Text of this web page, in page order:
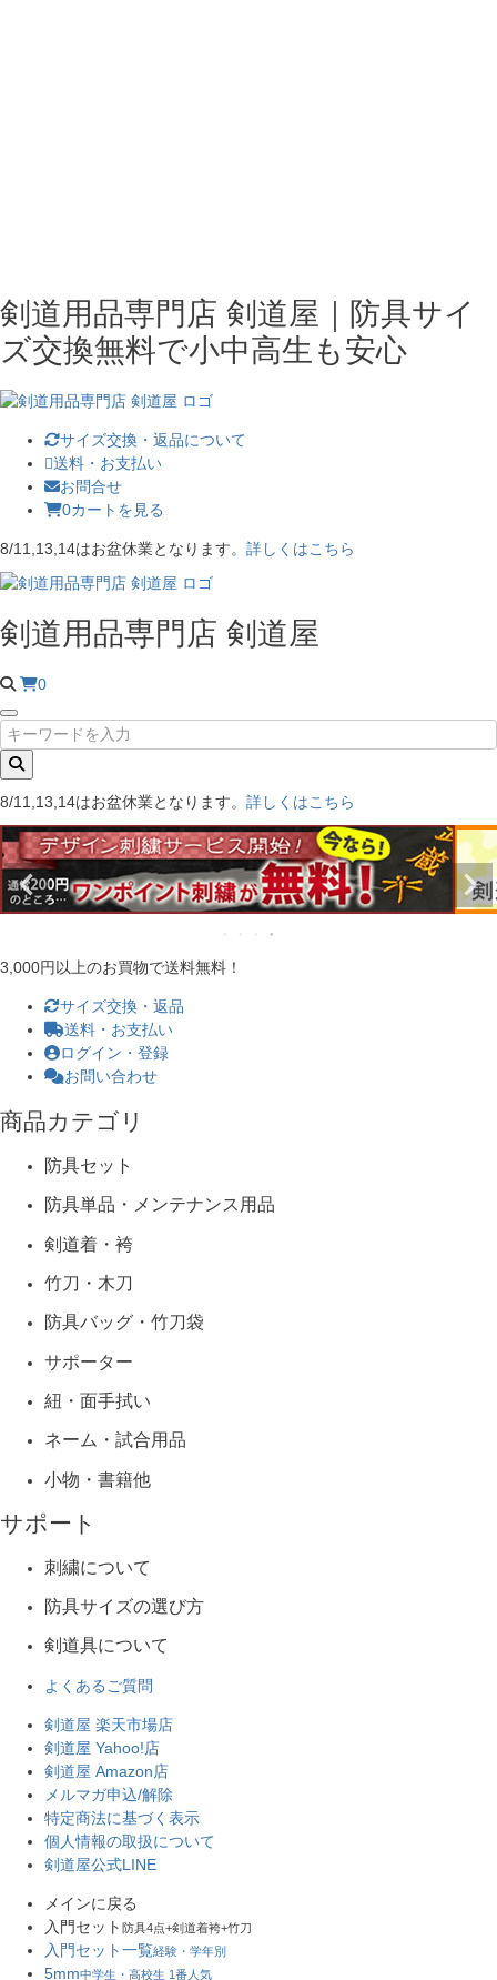
剣道用品専門店 剣道屋｜防具サイ
ズ交換無料で小中高生も安心
サイズ交換・返品について
送料・お支払い
お問合せ
0カートを見る
8/11,13,14はお盆休業となります。 詳しくはこちら
剣道用品専門店 剣道屋
0
8/11,13,14はお盆休業となります。 詳しくはこちら
3,000円以上のお買物で送料無料！
サイズ交換・返品
送料・お支払い
ログイン・登録
お問い合わせ
商品カテゴリ
防具セット
防具単品・メンテナンス用品
剣道着・袴
竹刀・木刀
防具バッグ・竹刀袋
サポーター
紐・面手拭い
ネーム・試合用品
小物・書籍他
サポート
刺繍について
防具サイズの選び方
剣道具について
よくあるご質問
剣道屋 楽天市場店
剣道屋 Yahoo!店
剣道屋 Amazon店
メルマガ申込/解除
特定商法に基づく表示
個人情報の取扱について
剣道屋公式LINE
メインに戻る
入門セット 防具4点+剣道着袴+竹刀
入門セット一覧経験・学年別
5mm中学生・高校生 1番人気